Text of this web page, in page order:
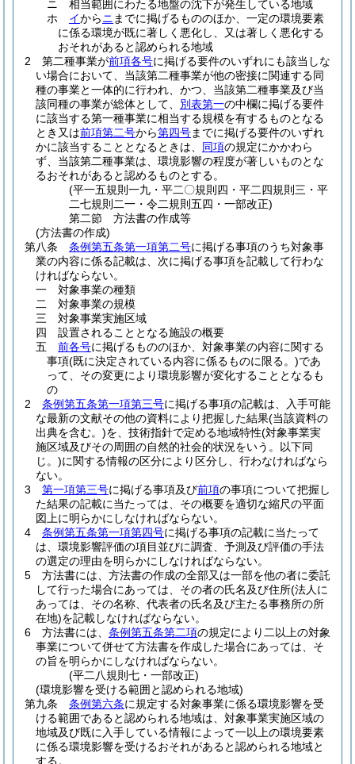
ニ
相当範囲にわたる地盤の沈下が発生している地域
ホ
イからニ までに掲げるもののほか、一定の環境要素
に係る環境が既に著しく悪化し、又は著しく悪化する
おそれがあると認められる地域
2
第二種事業が前項各号に掲げる要件のいずれにも該当しな
い場合において、当該第二種事業が他の密接に関連する同
種の事業と一体的に行われ、かつ、当該第二種事業及び当
該同種の事業が総体として、 別表第一の中欄に掲げる要件
に該当する第一種事業に相当する規模を有するものとなる
とき又は前項第二号から第四号までに掲げる要件のいずれ
かに該当することとなるときは、 同項の規定にかかわら
ず、当該第二種事業は、環境影響の程度が著しいものとな
るおそれがあると認めるものとする。
(平一五規則一九・平二〇規則四・平二四規則三・平
二七規則二一・令二規則五四・一部改正)
第二節
方法書の作成等
(方法書の作成)
第八条
条例第五条第一項第二号に掲げる事項のうち対象事
業の内容に係る記載は、次に掲げる事項を記載して行わな
ければならない。
一
対象事業の種類
二
対象事業の規模
三
対象事業実施区域
四
設置されることとなる施設の概要
五
前各号に掲げるもののほか、対象事業の内容に関する
事項(既に決定されている内容に係るものに限る。)であ
って、その変更により環境影響が変化することとなるも
の
2
条例第五条第一項第三号に掲げる事項の記載は、入手可能
な最新の文献その他の資料により把握した結果(当該資料の
出典を含む。)を、技術指針で定める地域特性(対象事業実
施区域及びその周囲の自然的社会的状況をいう。以下同
じ。)に関する情報の区分により区分し、行わなければなら
ない。
3
第一項第三号に掲げる事項及び前項の事項について把握し
た結果の記載に当たっては、その概要を適切な縮尺の平面
図上に明らかにしなければならない。
4
条例第五条第一項第四号に掲げる事項の記載に当たって
は、環境影響評価の項目並びに調査、予測及び評価の手法
の選定の理由を明らかにしなければならない。
5
方法書には、方法書の作成の全部又は一部を他の者に委託
して行った場合にあっては、その者の氏名及び住所(法人に
あっては、その名称、代表者の氏名及び主たる事務所の所
在地)を記載しなければならない。
6
方法書には、 条例第五条第二項の規定により二以上の対象
事業について併せて方法書を作成した場合にあっては、そ
の旨を明らかにしなければならない。
(平二八規則七・一部改正)
(環境影響を受ける範囲と認められる地域)
第九条
条例第六条に規定する対象事業に係る環境影響を受
ける範囲であると認められる地域は、対象事業実施区域の
地域及び既に入手している情報によって一以上の環境要素
に係る環境影響を受けるおそれがあると認められる地域と
する。